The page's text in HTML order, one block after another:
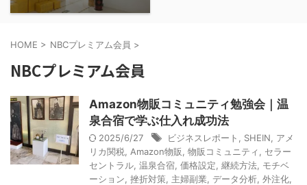
HOME > NBCプレミアム会員 >
NBCプレミアム会員
Amazon物販コミュニティ勉強会｜温
泉合宿で学ぶ仕入れ成功法
2025/6/27 ビジネスレポート SHEIN
アメ
リカ関税
Amazon物販 物販コミュニティ
セラー
セントラル 温泉合宿 価格設定 継続方法 モチベ
ーション 挫折対策 主婦副業 データ分析 外注化